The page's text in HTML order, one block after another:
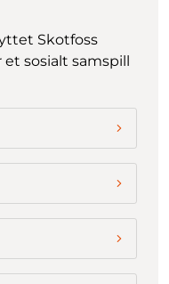
Skotfoss
sosialt samspill